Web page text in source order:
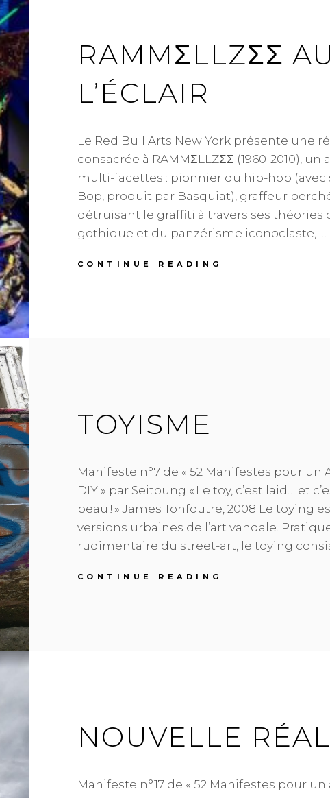
RAMMΣLLZΣΣ
L’ÉCLAIR
Le Red Bull Arts New York présente une
consacrée à RAMMΣLLZΣΣ (1960-2010),
multi-facettes : pionnier du hip-hop (avec
Bop, produit par Basquiat), graffeur
détruisant le graffiti à travers ses
gothique et du panzérisme iconoclaste, …
CONTINUE READING
TOYISME
Manifeste n°7 de « 52 Manifestes pour un
DIY » par Seitoung « Le toy, c’est laid… et
beau ! » James Tonfoutre, 2008 Le toying
versions urbaines de l’art vandale.
rudimentaire du street-art, le toying
CONTINUE READING
NOUVELLE
Manifeste n°17 de « 52 Manifestes pour un